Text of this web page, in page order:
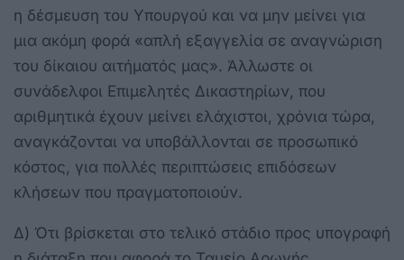
η δέσμευση του Υπουργού και να μην μείνει για
μια ακόμη φορά «απλή εξαγγελία σε αναγνώριση
του δίκαιου αιτήματός μας». Άλλωστε οι
συνάδελφοι Επιμελητές Δικαστηρίων, που
αριθμητικά έχουν μείνει ελάχιστοι, χρόνια τώρα,
αναγκάζονται να υποβάλλονται σε προσωπικό
κόστος, για πολλές περιπτώσεις επιδόσεων
κλήσεων που πραγματοποιούν.
Δ) Ότι βρίσκεται στο τελικό στάδιο προς υπογραφή